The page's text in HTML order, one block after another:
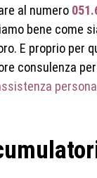
al numero
bene come
E proprio per
consulenza